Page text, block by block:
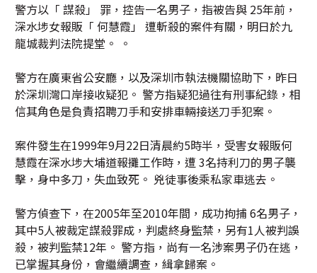
警方以「 謀殺」 罪，控告一名男子，指被告與 25年前，
深水埗女報販「 何慧霞」 遭斬殺的案件有關，明日於九
龍城裁判法院提堂。 。
警方在廣東省公安廳，以及深圳市執法機關協助下，昨日
於深圳灣口岸接收疑犯。 警方指疑犯過往有刑事紀錄，相
信其角色是負責招聘刀手和安排車輛接送刀手犯案。
案件發生在1999年9月22日清晨約5時半，受害女報販何
慧霞在深水埗大埔道報攤工作時，遭 3名持利刀的男子襲
擊，身中多刀，失血致死。 兇徒事後乘私家車逃去。
警方偵查下，在2005年至2010年間，成功拘捕 6名男子，
其中5人被裁定謀殺罪成，判處終身監禁，另有1人被判誤
殺，被判監禁12年。 警方指，尚有一名涉案男子仍在逃，
已掌握其身份，會繼續調查，緝拿歸案。